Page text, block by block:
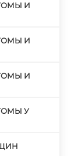
И
И
И
У